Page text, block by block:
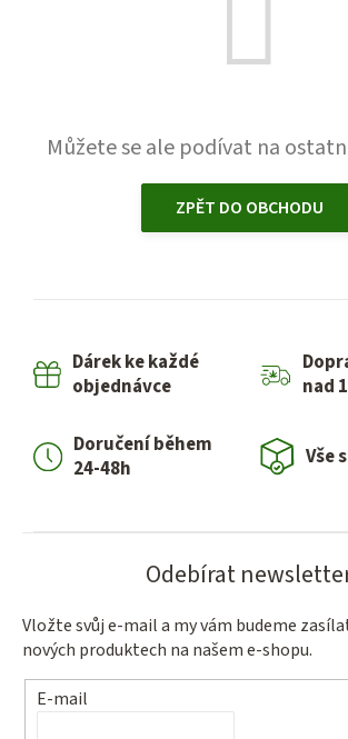
Můžete se ale podívat na
ZPĚT DO OBCHODU
Dárek ke každé
objednávce
nad
Doručení během
24-48h
Vše
Odebírat
Vložte svůj e-mail a my vám budeme
nových produktech na našem e-shopu.
E-mail